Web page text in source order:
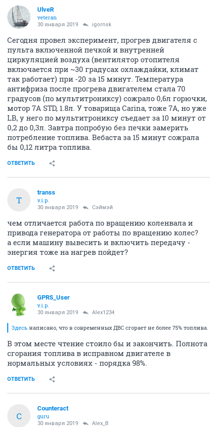
UlveR
veteran
30 января 2019 igornsk
Сегодня провел эксперимент, прогрев двигателя с
пульта включенной печкой и внутренней
циркуляцией воздуха (вентилятор отопителя
включается при ~30 градусах охлаждайки, климат
так работает) при -20 за 15 минут. Температура
антифриза после прогрева двигателем стала 70
градусов (по мультитрониксу) сожрало 0,6л горючки,
мотор 7А STD, 1.8л. У товарища Carina, тоже 7A, но уже
LB, у него по мультитрониксу съедает за 10 минут от
0,2 до 0,3л. Завтра попробую без печки замерить
потребление топлива. Вебаста за 15 минут сожрала
бы 0,12 литра топлива.
ОТВЕТИТЬ
T
transs
v.i.p.
30 января 2019 Сэймэй
чем отличается работа по вращению коленвала и
привода генератора от работы по вращению колес?
а если машину вывесить и включить передачу -
энергия тоже на нагрев пойдет?
ОТВЕТИТЬ
GPRS_User
v.i.p.
30 января 2019 Alex1234
Здесь написано, что в современных ДВС сгорает не более 75% топлива.
В этом месте чтение стоило бы и закончить. Полнота
сгорания топлива в исправном двигателе в
нормальных условиях - порядка 98%.
ОТВЕТИТЬ
C
Counteract
guru
30 января 2019 Alex_B